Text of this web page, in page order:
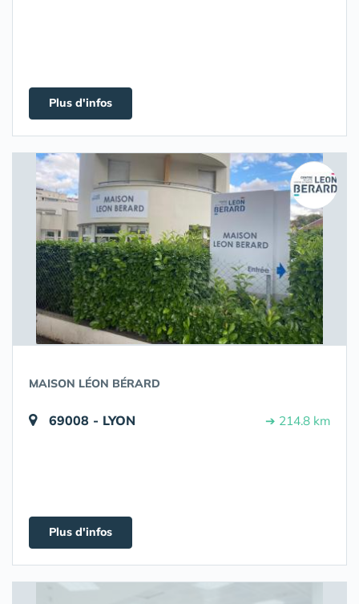
Plus d'infos
MAISON LÉON BÉRARD
69008 - LYON ➔ 214.8 km
Plus d'infos